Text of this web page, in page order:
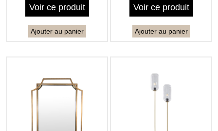
Voir ce produit
Ajouter au panier
Voir ce produit
Ajouter au panier